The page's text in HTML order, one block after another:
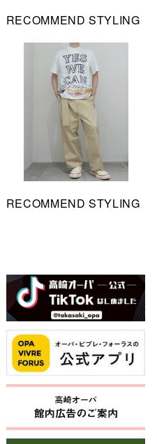
RECOMMEND STYLING
RECOMMEND STYLING